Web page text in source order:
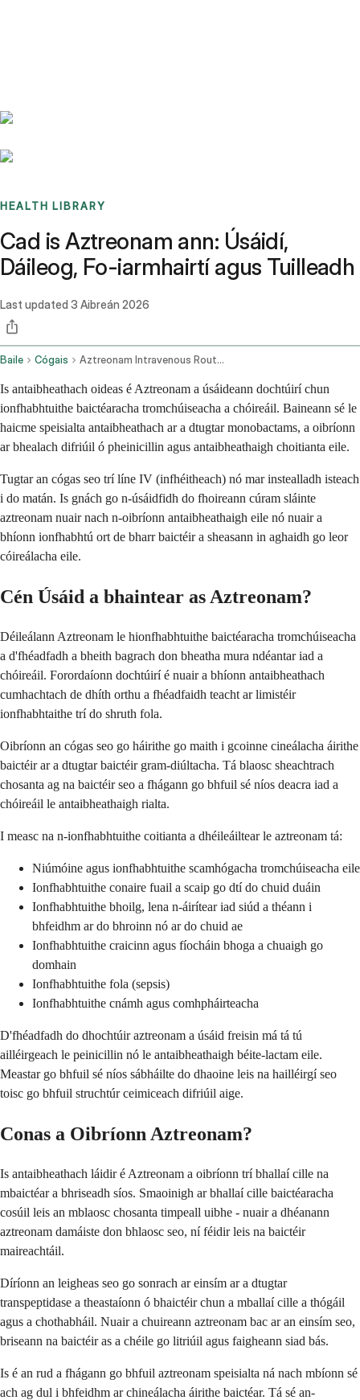
HEALTH LIBRARY
Cad is Aztreonam ann: Úsáidí,
Dáileog, Fo-iarmhairtí agus Tuilleadh
Last updated 3 Aibreán 2026
Baile Cógais Aztreonam Intravenous Route Injection Route
Is antaibheathach oideas é Aztreonam a úsáideann dochtúirí chun
ionfhabhtuithe baictéaracha tromchúiseacha a chóireáil. Baineann sé le
haicme speisialta antaibheathach ar a dtugtar monobactams, a oibríonn
ar bhealach difriúil ó pheinicillin agus antaibheathaigh choitianta eile.
Tugtar an cógas seo trí líne IV (infhéitheach) nó mar instealladh isteach
i do matán. Is gnách go n-úsáidfidh do fhoireann cúram sláinte
aztreonam nuair nach n-oibríonn antaibheathaigh eile nó nuair a
bhíonn ionfhabhtú ort de bharr baictéir a sheasann in aghaidh go leor
cóireálacha eile.
Cén Úsáid a bhaintear as Aztreonam?
Déileálann Aztreonam le hionfhabhtuithe baictéaracha tromchúiseacha
a d'fhéadfadh a bheith bagrach don bheatha mura ndéantar iad a
chóireáil. Forordaíonn dochtúirí é nuair a bhíonn antaibheathach
cumhachtach de dhíth orthu a fhéadfaidh teacht ar limistéir
ionfhabhtaithe trí do shruth fola.
Oibríonn an cógas seo go háirithe go maith i gcoinne cineálacha áirithe
baictéir ar a dtugtar baictéir gram-diúltacha. Tá blaosc sheachtrach
chosanta ag na baictéir seo a fhágann go bhfuil sé níos deacra iad a
chóireáil le antaibheathaigh rialta.
I measc na n-ionfhabhtuithe coitianta a dhéileáiltear le aztreonam tá:
Niúmóine agus ionfhabhtuithe scamhógacha tromchúiseacha eile
Ionfhabhtuithe conaire fuail a scaip go dtí do chuid duáin
Ionfhabhtuithe bhoilg, lena n-áirítear iad siúd a théann i
bhfeidhm ar do bhroinn nó ar do chuid ae
Ionfhabhtuithe craicinn agus fíocháin bhoga a chuaigh go
domhain
Ionfhabhtuithe fola (sepsis)
Ionfhabhtuithe cnámh agus comhpháirteacha
D'fhéadfadh do dhochtúir aztreonam a úsáid freisin má tá tú
ailléirgeach le peinicillin nó le antaibheathaigh béite-lactam eile.
Meastar go bhfuil sé níos sábháilte do dhaoine leis na hailléirgí seo
toisc go bhfuil struchtúr ceimiceach difriúil aige.
Conas a Oibríonn Aztreonam?
Is antaibheathach láidir é Aztreonam a oibríonn trí bhallaí cille na
mbaictéar a bhriseadh síos. Smaoinigh ar bhallaí cille baictéaracha
cosúil leis an mblaosc chosanta timpeall uibhe - nuair a dhéanann
aztreonam damáiste don bhlaosc seo, ní féidir leis na baictéir
maireachtáil.
Díríonn an leigheas seo go sonrach ar einsím ar a dtugtar
transpeptidase a theastaíonn ó bhaictéir chun a mballaí cille a thógáil
agus a chothabháil. Nuair a chuireann aztreonam bac ar an einsím seo,
briseann na baictéir as a chéile go litriúil agus faigheann siad bás.
Is é an rud a fhágann go bhfuil aztreonam speisialta ná nach mbíonn sé
ach ag dul i bhfeidhm ar chineálacha áirithe baictéar. Tá sé an-